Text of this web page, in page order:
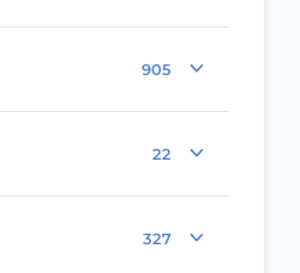
905
22
327